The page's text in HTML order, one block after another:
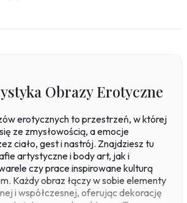
Obrazy Erotyczne
erotycznych to przestrzeń, w której
ze zmysłowością, a emocje
ciało, gest i nastrój. Znajdziesz tu
artystyczne i body art, jak i
czy prace inspirowane kulturą
Każdy obraz łączy w sobie elementy
i współczesnej, oferując dekorację